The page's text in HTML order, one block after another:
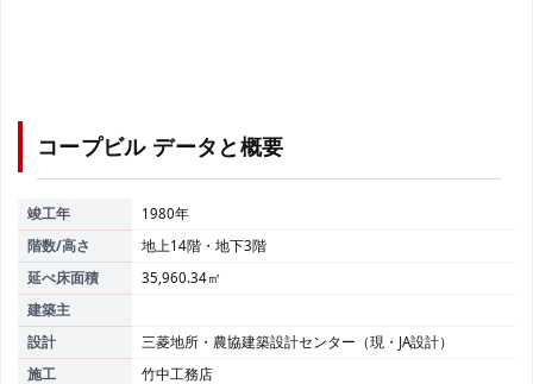
コープビル データと概要
竣工年
1980年
階数/高さ
地上14階・地下3階
延べ床面積
35,960.34㎡
建築主
設計
三菱地所・農協建築設計センター（現・JA設計）
施工
竹中工務店